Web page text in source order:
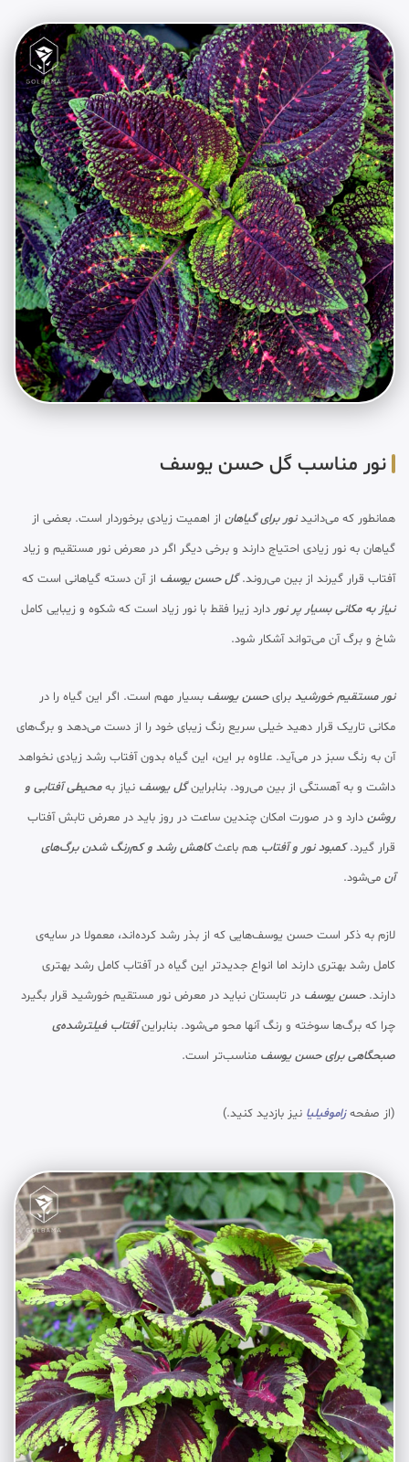
نور مناسب گل حسن یوسف
همانطور که می‌دانیدنور برای گیاهان از اهمیت زیادی برخوردار است. بعضی از
گیاهان به نور زیادی احتیاج دارند و برخی دیگر اگر در معرض نور مستقیم و زیاد
آفتاب قرار گیرند از بین می‌روند. گل حسن یوسف از آن دسته گیاهانی است که
نیاز به مکانی بسیار پر نوردارد زیرا فقط با نور زیاد است که شکوه و زیبایی کامل
شاخ و برگ آن می‌تواند آشکار شود.
نور مستقیم خورشید برایحسن یوسف بسیار مهم است. اگر این گیاه را در
مکانی تاریک قرار دهید خیلی سریع رنگ زیبای خود را از دست می‌دهد و برگ‌های
آن به رنگ سبز در می‌آید. علاوه بر این، این گیاه بدون آفتاب رشد زیادی نخواهد
داشت و به آهستگی از بین می‌رود. بنابراینگل یوسف نیاز بهمحیطی آفتابی و
روشن دارد و در صورت امکان چندین ساعت در روز باید در معرض تابش آفتاب
قرار گیرد. کمبود نور و آفتاب هم باعثکاهش رشد و کم‌رنگ شدن برگ‌های
آن می‌شود.
لازم به ذکر است حسن یوسف‌هایی که از بذر رشد کرده‌اند، معمولا در سایه‌ی
کامل رشد بهتری دارند اما انواع جدیدتر این گیاه در آفتاب کامل رشد بهتری
دارند.حسن یوسف در تابستان نباید در معرض نور مستقیم خورشید قرار بگیرد
چرا که برگ‌ها سوخته و رنگ آنها محو می‌شود. بنابراینآفتاب فیلترشده‌ی
صبحگاهی برای حسن یوسف مناسب‌تر است.
(از صفحهزاموفیلیا نیز بازدید کنید.)